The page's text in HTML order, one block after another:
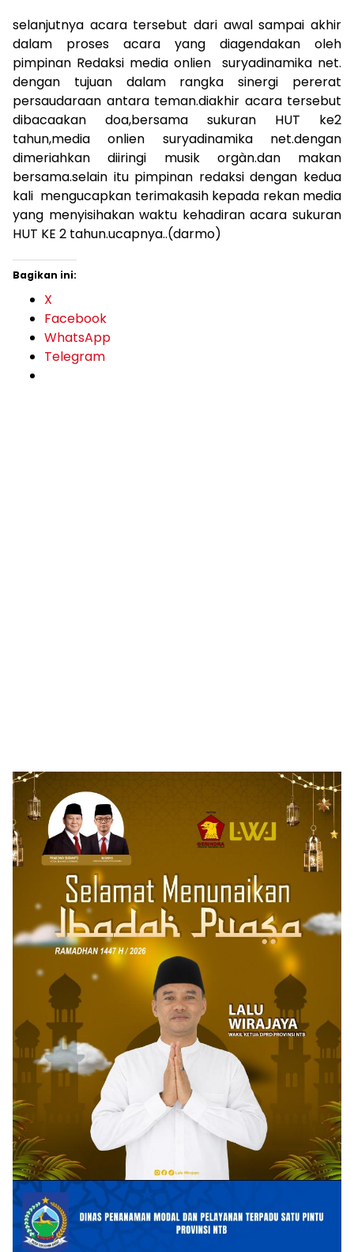
selanjutnya acara tersebut dari awal sampai akhir
dalam proses acara yang diagendakan oleh
pimpinan Redaksi media onlien suryadinamika net.
dengan tujuan dalam rangka sinergi pererat
persaudaraan antara teman.diakhir acara tersebut
dibacaakan doa,bersama sukuran HUT ke2
tahun,media onlien suryadinamika net.dengan
dimeriahkan diiringi musik orgàn.dan makan
bersama.selain itu pimpinan redaksi dengan kedua
kali mengucapkan terimakasih kepada rekan media
yang menyisihakan waktu kehadiran acara sukuran
HUT KE 2 tahun.ucapnya..(darmo)
Bagikan ini:
X
Facebook
WhatsApp
Telegram